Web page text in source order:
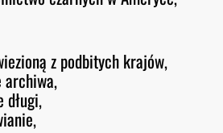
z podbitych krajów,
archiwa,
długi,